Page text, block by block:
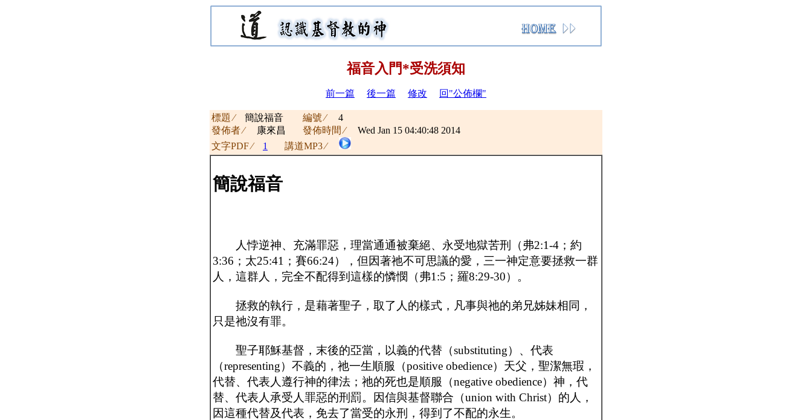
福音入門*受洗須知
前一篇 後一篇 修改 回"公佈欄"
標題 ∕簡說福音 編號 ∕
4
發佈者 ∕
康來昌 發佈時間 ∕
Wed Jan 15 04:40:48 2014
文字PDF ∕ 1 講道MP3 ∕
簡說福音
人悖逆神、充滿罪惡，理當通通被棄絕、永受地獄苦刑（弗2:1-4；約
3:36；太25:41；賽66:24），但因著祂不可思議的愛，三一神定意要拯救一群
人，這群人，完全不配得到這樣的憐憫（弗1:5；羅8:29-30）。
拯救的執行，是藉著聖子，取了人的樣式，凡事與祂的弟兄姊妹相同，
只是祂沒有罪。
聖子耶穌基督，末後的亞當，以義的代替（substituting）、代表
（representing）不義的，祂一生順服（positive obedience）天父，聖潔無瑕，
代替、代表人遵行神的律法；祂的死也是順服（negative obedience）神，代
替、代表人承受人罪惡的刑罰。因信與基督聯合（union with Christ）的人，
因這種代替及代表，免去了當受的永刑，得到了不配的永生。